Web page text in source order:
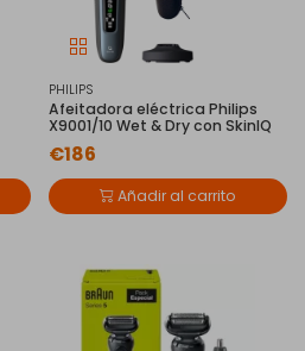
PHILIPS
Afeitadora eléctrica Philips
X9001/10 Wet & Dry con SkinIQ
€186
Añadir al carrito